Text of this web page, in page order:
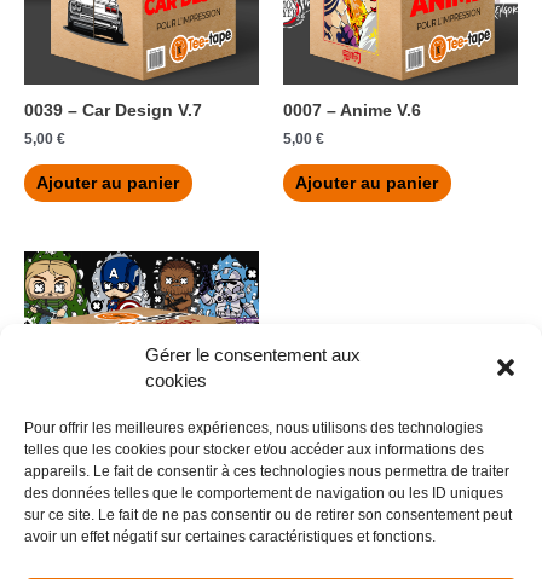
Gérer le consentement aux
cookies
Pour offrir les meilleures expériences, nous utilisons des technologies
telles que les cookies pour stocker et/ou accéder aux informations des
appareils. Le fait de consentir à ces technologies nous permettra de traiter
des données telles que le comportement de navigation ou les ID uniques
sur ce site. Le fait de ne pas consentir ou de retirer son consentement peut
avoir un effet négatif sur certaines caractéristiques et fonctions.
0039 – Car Design V.7
5,00 €
Ajouter au panier
0007 – Anime V.6
5,00 €
Ajouter au panier
0018 – FUNKYPOP V.2
5,00 €